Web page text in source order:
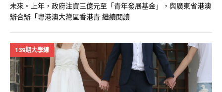
未來。上年，政府注資三億元至「青年發展基金」，與廣東省港澳
辦合辦「粵港澳大灣區香港青 繼續閱讀
139期大學線